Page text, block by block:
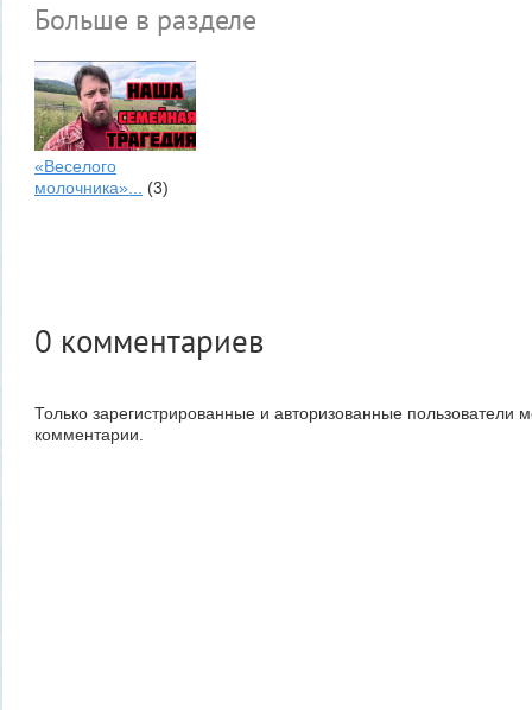
Больше в разделе
«Веселого
молочника»... (3)
0 комментариев
Только зарегистрированные и авторизованные пользователи
комментарии.